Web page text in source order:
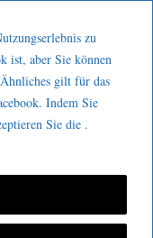
zu
ist, aber Sie können
gilt für das
Indem Sie
Sie die .